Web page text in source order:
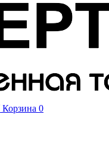
Корзина 0